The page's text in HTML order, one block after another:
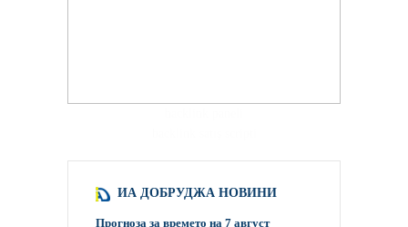
ИА ДОБРУДЖА НОВИНИ
Прогноза за времето на 7 август